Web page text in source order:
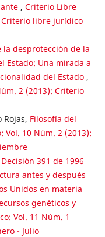
, Criterio Libre
Criterio libre jurídico
la desprotección de la
Estado: Una mirada a
del Estado ,
2 (2013): Criterio
Rojas, Filosofía del
Vol. 10 Núm. 2 (2013):
Decisión 391 de 1996
antes y después
Unidos en materia
genéticos y
Vol. 11 Núm. 1
- Julio